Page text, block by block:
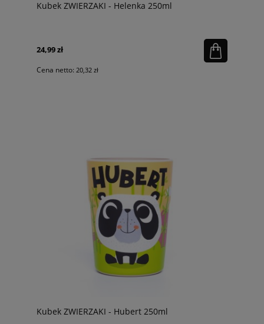
Kubek ZWIERZAKI - Helenka 250ml
24,99 zł
Cena netto: 20,32 zł
Kubek ZWIERZAKI - Hubert 250ml